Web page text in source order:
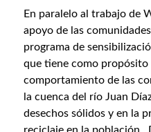
En paralelo al trabajo de
apoyo de las
programa de
que tiene como
comportamiento de las
la cuenca del río Juan
desechos sólidos y en la